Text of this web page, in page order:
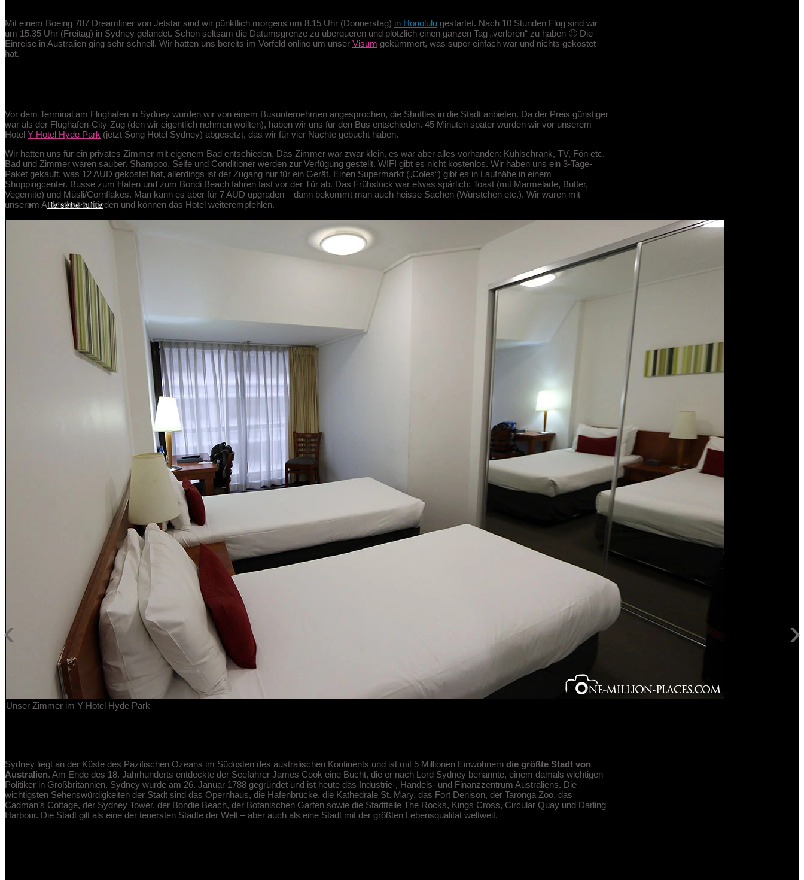
Reiseberichte
Mit einem Boeing 787 Dreamliner von Jetstar sind wir pünktlich morgens um 8.15 Uhr (Donnerstag) in Honolulu gestartet. Nach 10 Stunden Flug sind wir
um 15.35 Uhr (Freitag) in Sydney gelandet. Schon seltsam die Datumsgrenze zu überqueren und plötzlich einen ganzen Tag „verloren“ zu haben 🙂 Die
Einreise in Australien ging sehr schnell. Wir hatten uns bereits im Vorfeld online um unser Visum gekümmert, was super einfach war und nichts gekostet
hat.
Vor dem Terminal am Flughafen in Sydney wurden wir von einem Busunternehmen angesprochen, die Shuttles in die Stadt anbieten. Da der Preis günstiger
war als der Flughafen-City-Zug (den wir eigentlich nehmen wollten), haben wir uns für den Bus entschieden. 45 Minuten später wurden wir vor unserem
Hotel Y Hotel Hyde Park (jetzt Song Hotel Sydney) abgesetzt, das wir für vier Nächte gebucht haben.
Wir hatten uns für ein privates Zimmer mit eigenem Bad entschieden. Das Zimmer war zwar klein, es war aber alles vorhanden: Kühlschrank, TV, Fön etc.
Bad und Zimmer waren sauber. Shampoo, Seife und Conditioner werden zur Verfügung gestellt. WIFI gibt es nicht kostenlos. Wir haben uns ein 3-Tage-
Paket gekauft, was 12 AUD gekostet hat, allerdings ist der Zugang nur für ein Gerät. Einen Supermarkt („Coles“) gibt es in Laufnähe in einem
Shoppingcenter. Busse zum Hafen und zum Bondi Beach fahren fast vor der Tür ab. Das Frühstück war etwas spärlich: Toast (mit Marmelade, Butter,
Vegemite) und Müsli/Cornflakes. Man kann es aber für 7 AUD upgraden – dann bekommt man auch heisse Sachen (Würstchen etc.). Wir waren mit
unserem Aufenthalt zufrieden und können das Hotel weiterempfehlen.
Unser Zimmer im Y Hotel Hyde Park
Sydney liegt an der Küste des Pazifischen Ozeans im Südosten des australischen Kontinents und ist mit 5 Millionen Einwohnern die größte Stadt von
Australien. Am Ende des 18. Jahrhunderts entdeckte der Seefahrer James Cook eine Bucht, die er nach Lord Sydney benannte, einem damals wichtigen
Politiker in Großbritannien. Sydney wurde am 26. Januar 1788 gegründet und ist heute das Industrie-, Handels- und Finanzzentrum Australiens. Die
wichtigsten Sehenswürdigkeiten der Stadt sind das Opernhaus, die Hafenbrücke, die Kathedrale St. Mary, das Fort Denison, der Taronga Zoo, das
Cadman’s Cottage, der Sydney Tower, der Bondie Beach, der Botanischen Garten sowie die Stadtteile The Rocks, Kings Cross, Circular Quay und Darling
Harbour. Die Stadt gilt als eine der teuersten Städte der Welt – aber auch als eine Stadt mit der größten Lebensqualität weltweit.
‹ ›